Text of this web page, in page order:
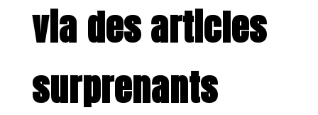
via des articles
surprenants